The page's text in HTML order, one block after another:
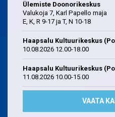
Ülemiste Doonorikeskus
Valukoja 7, Karl Papello maja
E, K, R 9-17 ja T, N 10-18
Haapsalu Kultuurikeskus
10.08.2026 12.00-18.00
Haapsalu Kultuurikeskus
11.08.2026 10.00-15.00
VAATA